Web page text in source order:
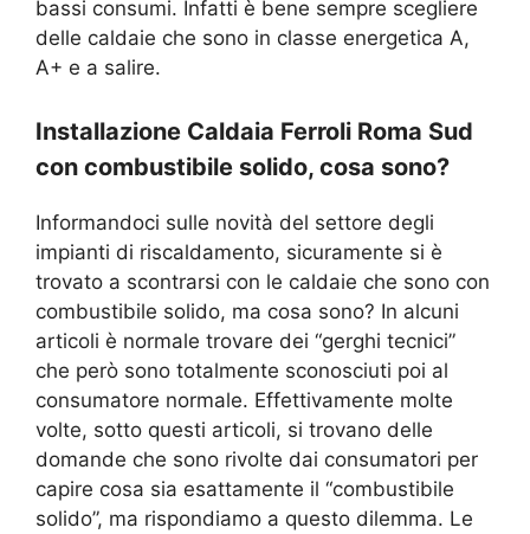
bassi consumi. Infatti è bene sempre scegliere
delle caldaie che sono in classe energetica A,
A+ e a salire.
Installazione Caldaia Ferroli Roma Sud
con combustibile solido, cosa sono?
Informandoci sulle novità del settore degli
impianti di riscaldamento, sicuramente si è
trovato a scontrarsi con le caldaie che sono con
combustibile solido, ma cosa sono? In alcuni
articoli è normale trovare dei “gerghi tecnici”
che però sono totalmente sconosciuti poi al
consumatore normale. Effettivamente molte
volte, sotto questi articoli, si trovano delle
domande che sono rivolte dai consumatori per
capire cosa sia esattamente il “combustibile
solido”, ma rispondiamo a questo dilemma. Le